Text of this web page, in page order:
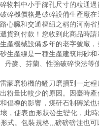
物料中小于篩孔尺寸的粒通
碎機價格是破碎設備生產廠
心臟和交通樞紐之稱的河南
貨到付款！您收到此商品時
產機械設備多年的老字號廠
生產線是一種生產建筑用砂
麥、芬蘭、性強破碎快法等
蒙磨粉機的鏟刀磨損到一定
粉量比較少的原因。因臺時
倡導的影響，煤矸石制磚業
，使表面形狀發生變化，此
式。包裝規格,,,磅磅磅注也